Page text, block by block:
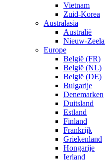
Vietnam
Zuid-Korea
Australasia
Australië
Nieuw-
Europe
België (FR)
België (NL)
België (DE)
Bulgarije
Denemarken
Duitsland
Estland
Finland
Frankrijk
Griekenland
Hongarije
Ierland